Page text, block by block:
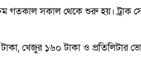
গতকাল সকাল থেকে শুরু হয়।
খেজুর ১৬০ টাকা ও